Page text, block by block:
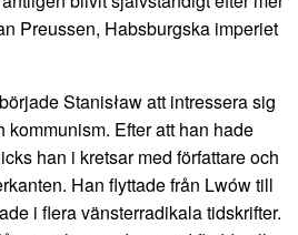
Preussen, Habsburgska imperiet
Stanisław att intressera sig
kommunism. Efter att han hade
han i kretsar med författare och
Han flyttade från Lwów till
i flera vänsterradikala tidskrifter.